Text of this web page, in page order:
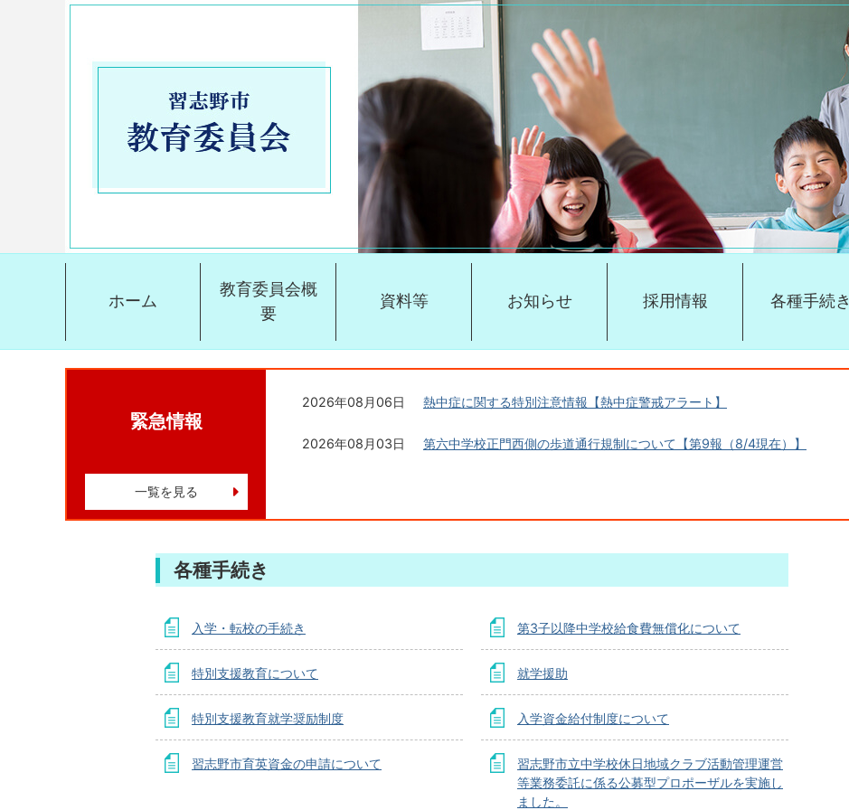
ホーム
教育委員会概
要
資料等 お知らせ 採用情報 各種手続き
緊急情報
一覧を見る
2026年08月06日 熱中症に関する特別注意情報【熱中症警戒アラート】
2026年08月03日 第六中学校正門西側の歩道通行規制について【第9報（8/4現在）】
各種手続き
入学・転校の手続き 第3子以降中学校給食費無償化について
特別支援教育について 就学援助
特別支援教育就学奨励制度 入学資金給付制度について
習志野市育英資金の申請について
習志野市立中学校休日地域クラブ活動管理運営
等業務委託に係る公募型プロポーザルを実施し
ました。